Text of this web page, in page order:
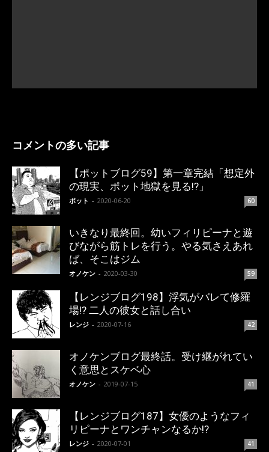
コメントの多い記事
【ポットブログ59】第一章完結「想定外
の現実、ポット地獄を見る!?」
ポット - 2020-06-20 60
いきなり最終回。幼いフィリピーナと遊
びながら筋トレを行う。やる気さえあれ
ば、そこはジム
オノケン - 2020-03-30 59
【レンジブログ198】浮気がバレて修羅
場!? 二人の彼女と話し合い
レンジ - 2020-07-16 42
オノケンブログ最終話。受け継がれてい
く意思とスケベ心
オノケン - 2019-07-15 41
【レンジブログ187】女優のようなフィ
リピーナとワンチャンなるか!?
レンジ - 2020-07-01 41